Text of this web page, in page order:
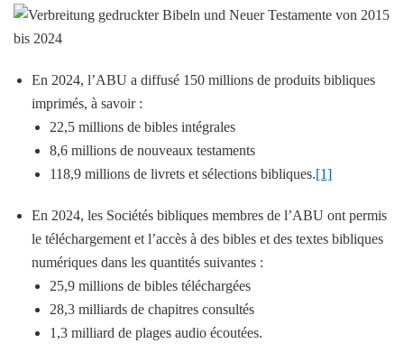
En 2024, l’ABU a diffusé 150 millions de produits bibliques
imprimés, à savoir :
22,5 millions de bibles intégrales
8,6 millions de nouveaux testaments
118,9 millions de livrets et sélections bibliques.[1]
En 2024, les Sociétés bibliques membres de l’ABU ont permis
le téléchargement et l’accès à des bibles et des textes bibliques
numériques dans les quantités suivantes :
25,9 millions de bibles téléchargées
28,3 milliards de chapitres consultés
1,3 milliard de plages audio écoutées.